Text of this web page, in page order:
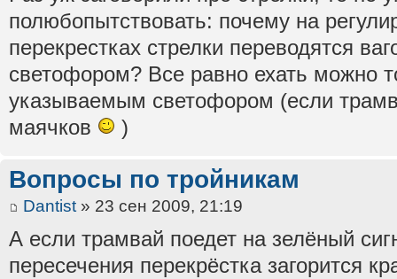
полюбопытствовать: почему на
перекрестках стрелки переводятся
светофором? Все равно ехать можно
указываемым светофором (если
маячков
)
Вопросы по тройникам
Dantist» 23 сен 2009, 21:19
А если трамвай поедет на зелёный
пересечения перекрёстка загорится